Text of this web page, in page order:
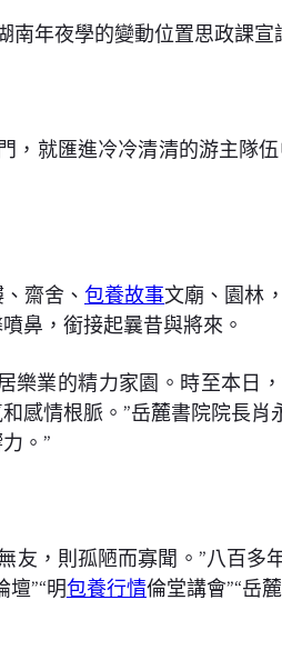
南年夜學的變動位置思政課
，就匯進冷冷清清的游主隊
齋舍、 包養故事文廟、園林
鼻，銜接起曩昔與將來。
樂業的精力家園。時至本日
感情根脈。”岳麓書院院長
。”
友，則孤陋而寡聞。”八百
”“明包養行情倫堂講會”“岳